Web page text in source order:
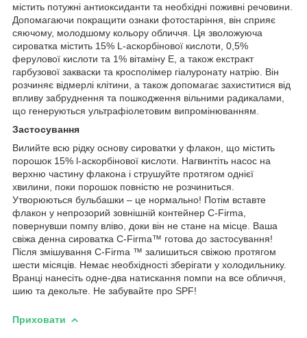
містить потужні антиоксиданти та необхідні поживні речовини.
Допомагаючи покращити ознаки фотостаріння, він сприяє
сяючому, молодшому кольору обличчя. Ця зволожуюча
сироватка містить 15% L-аскорбінової кислоти, 0,5%
ферулової кислоти та 1% вітаміну Е, а також екстракт
гарбузової закваски та кросполімер гіалуронату натрію. Він
розчиняє відмерлі клітини, а також допомагає захиститися від
впливу забруднення та пошкодження вільними радикалами,
що генеруються ультрафіолетовим випромінюванням.
Застосування
Вилийте всю рідку основу сироватки у флакон, що містить
порошок 15% l-аскорбінової кислоти. Нагвинтіть насос на
верхню частину флакона і струшуйте протягом однієї
хвилини, поки порошок повністю не розчиниться.
Утворюються бульбашки – це нормально! Потім вставте
флакон у непрозорий зовнішній контейнер C-Firma,
повернувши помпу вліво, доки він не стане на місце. Ваша
свіжа денна сироватка C-Firma™ готова до застосування!
Після змішування C-Firma ™ залишиться свіжою протягом
шести місяців. Немає необхідності зберігати у холодильнику.
Вранці нанесіть одне-два натискання помпи на все обличчя,
шию та декольте. Не забувайте про SPF!
Приховати